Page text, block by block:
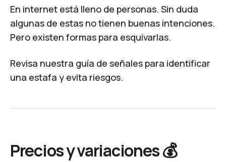
En internet está lleno de personas. Sin duda
algunas de estas no tienen buenas intenciones.
Pero existen formas para esquivarlas.
Revisa nuestra guía de señales para identificar
una estafa y evita riesgos.
Precios y variaciones 💰